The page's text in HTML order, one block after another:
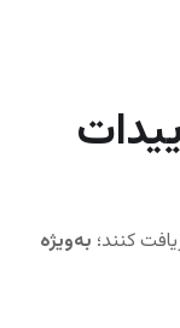
کنند؛ به‌ویژه